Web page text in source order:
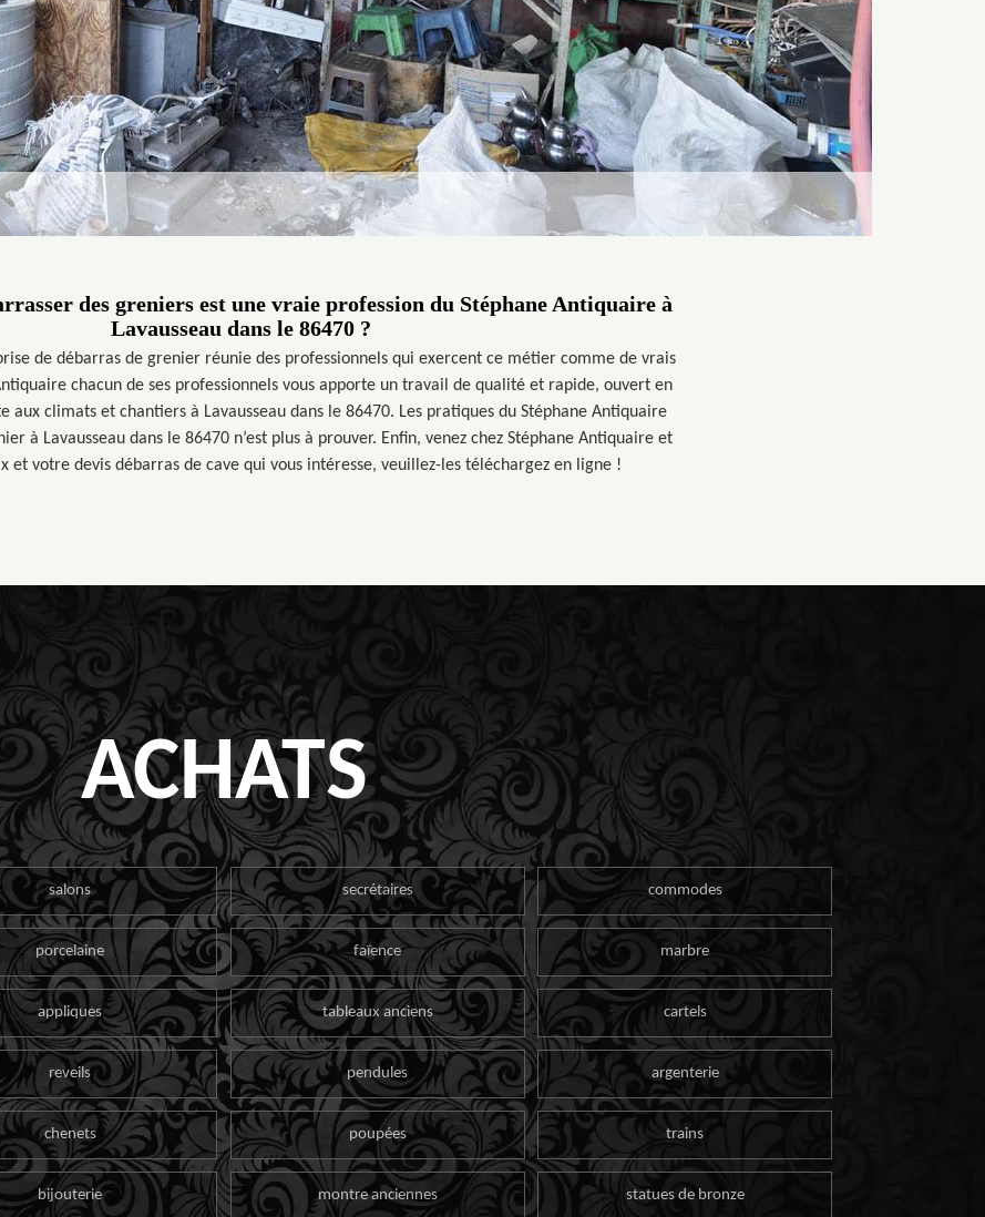
des greniers est une vraie profession du Stéphane Antiquaire à
Lavausseau dans le 86470 ?
de débarras de grenier réunie des professionnels qui exercent ce métier comme de vrais
chacun de ses professionnels vous apporte un travail de qualité et rapide, ouvert en
aux climats et chantiers à Lavausseau dans le 86470. Les pratiques du Stéphane Antiquaire
à Lavausseau dans le 86470 n’est plus à prouver. Enfin, venez chez Stéphane Antiquaire et
et votre devis débarras de cave qui vous intéresse, veuillez-les téléchargez en ligne !
ACHATS
salons secrétaires commodes
porcelaine faïence marbre
appliques tableaux anciens cartels
reveils pendules argenterie
chenets poupées trains
bijouterie montre anciennes statues de bronze